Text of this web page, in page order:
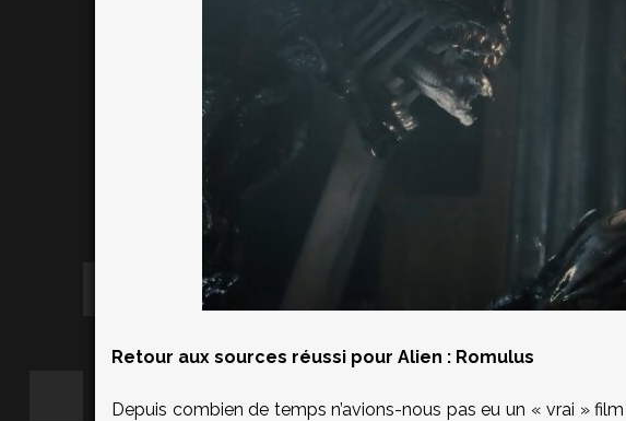
Retour aux sources réussi pour Alien : Romulus
Depuis combien de temps n’avions-nous pas eu un « vrai » film